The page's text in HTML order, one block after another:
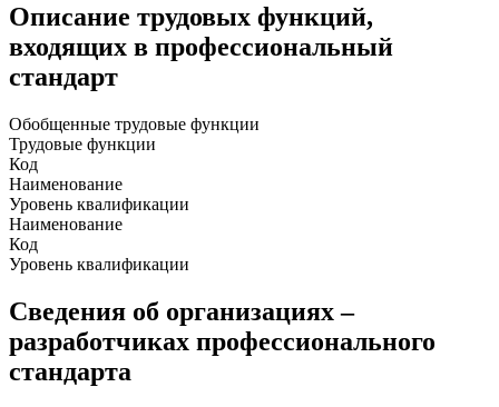
Описание трудовых функций,
входящих в профессиональный
стандарт
Обобщенные трудовые функции
Трудовые функции
Код
Наименование
Уровень квалификации
Наименование
Код
Уровень квалификации
Сведения об организациях –
разработчиках профессионального
стандарта